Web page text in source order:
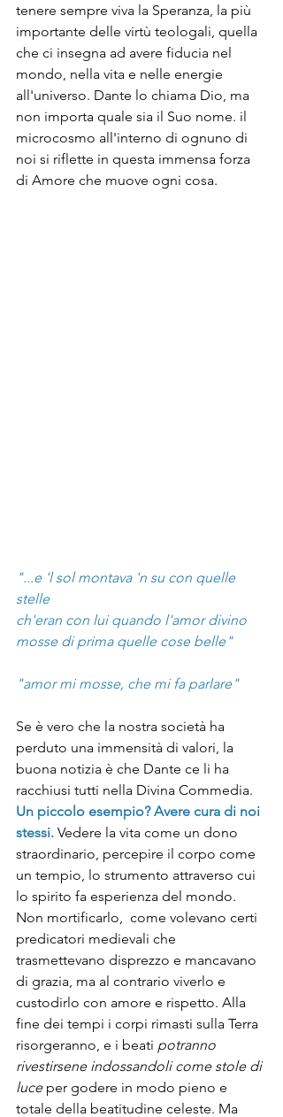
tenere sempre viva la Speranza, la più
importante delle virtù teologali, quella
che ci insegna ad avere fiducia nel
mondo, nella vita e nelle energie
all'universo. Dante lo chiama Dio, ma
non importa quale sia il Suo nome. il
microcosmo all'interno di ognuno di
noi si riflette in questa immensa forza
di Amore che muove ogni cosa.
"...e 'l sol montava 'n su con quelle
stelle
ch'eran con lui quando l'amor divino
mosse di prima quelle cose belle"
"amor mi mosse, che mi fa parlare"
Se è vero che la nostra società ha
perduto una immensità di valori, la
buona notizia è che Dante ce li ha
racchiusi tutti nella Divina Commedia.
Un piccolo esempio? Avere cura di noi
stessi. Vedere la vita come un dono
straordinario, percepire il corpo come
un tempio, lo strumento attraverso cui
lo spirito fa esperienza del mondo.
Non mortificarlo,  come volevano certi
predicatori medievali che
trasmettevano disprezzo e mancavano
di grazia, ma al contrario viverlo e
custodirlo con amore e rispetto. Alla
fine dei tempi i corpi rimasti sulla Terra
risorgeranno, e i beati potranno
rivestirsene indossandoli come stole di
luce per godere in modo pieno e
totale della beatitudine celeste. Ma